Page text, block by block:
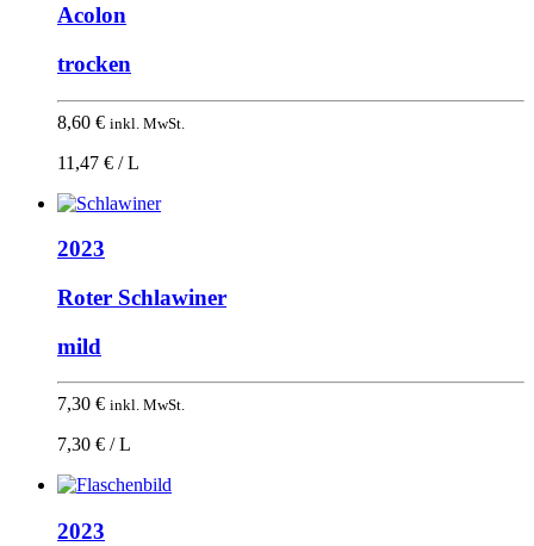
Acolon
trocken
8,60 € inkl. MwSt.
11,47 € / L
2023
Roter Schlawiner
mild
7,30 € inkl. MwSt.
7,30 € / L
2023